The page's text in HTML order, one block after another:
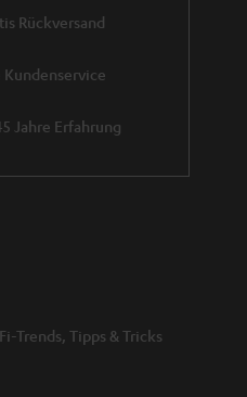
Rückversand
Kundenservice
Jahre Erfahrung
Trends, Tipps & Tricks